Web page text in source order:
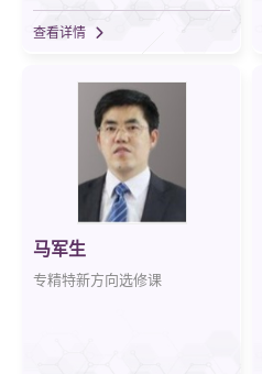
查看详情
马军生
专精特新方向选修课